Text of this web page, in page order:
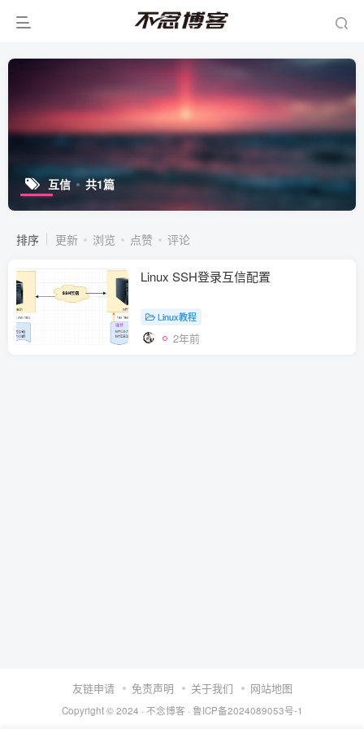
互信 共1篇
排序 更新 浏览 点赞 评论
Linux SSH登录互信配置
Linux教程
2年前
友链申请 免责声明 关于我们 网站地图
Copyright © 2024 · 不念博客 · 鲁ICP备2024089053号-1